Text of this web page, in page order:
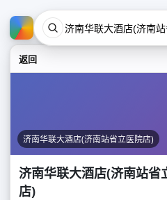
返回
济南华联大酒店(济南站省立医院店)
济南华联大酒店(济南站省
店)